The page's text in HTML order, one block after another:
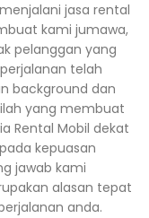
jasa rental
kami jumawa,
pelanggan yang
telah
background dan
yang membuat
Rental Mobil dekat
kepuasan
jawab kami
alasan tepat
anda.